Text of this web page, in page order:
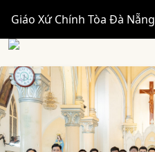
Giáo Xứ Chính Tòa Đà Nẵng